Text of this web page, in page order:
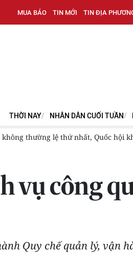
MUA BÁO TIN MỚI TIN ĐỊA
THỜI NAY NHÂN DÂN CUỐI TUẦN
sâu, thực chất và hiệu quả
vụ công
Quy chế quản lý, vận